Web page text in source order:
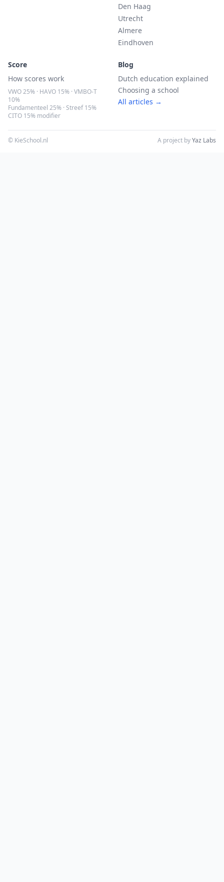
Den Haag
Utrecht
Almere
Eindhoven
Score
How scores work
VWO 25% · HAVO 15% · VMBO-T
10%
Fundamenteel 25% · Streef 15%
CITO 15% modifier
Blog
Dutch education explained
Choosing a school
All articles →
© KieSchool.nl A project byYaz Labs